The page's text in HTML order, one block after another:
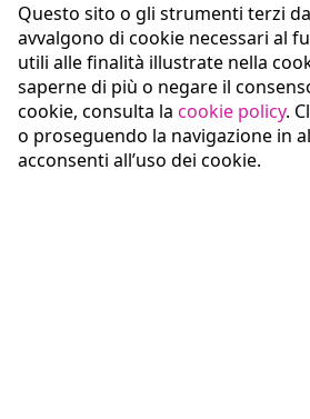
Questo sito o gli strumenti terzi
avvalgono di cookie necessari al
utili alle finalità illustrate nella
saperne di più o negare il
cookie, consulta la cookie policy.
o proseguendo la navigazione in
acconsenti all’uso dei cookie.